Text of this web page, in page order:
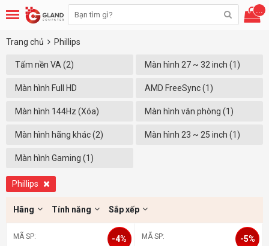
...
Trang chủ Phillips
Tấm nền VA (2) Màn hình 27 ~ 32 inch (1)
Màn hình Full HD
(1920x1080) (2)
AMD FreeSync (1)
Màn hình 144Hz (Xóa) Màn hình văn phòng (1)
Màn hình hãng khác (2) Màn hình 23 ~ 25 inch (1)
Màn hình Gaming (1)
Phillips
Hãng Tính năng Sắp xếp
MÃ SP: -4% MÃ SP: -5%